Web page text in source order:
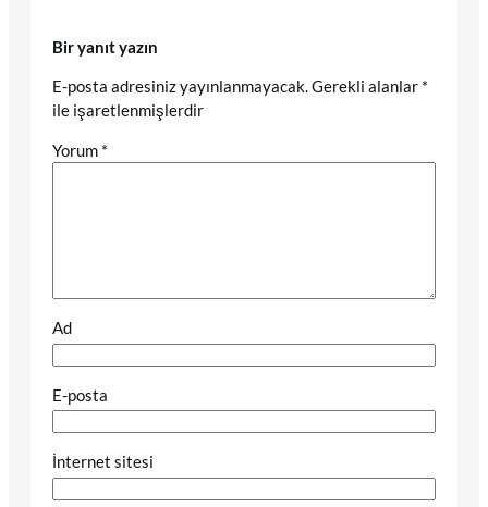
Bir yanıt yazın
E-posta adresiniz yayınlanmayacak.Gerekli alanlar *
ile işaretlenmişlerdir
Yorum *
Ad
E-posta
İnternet sitesi